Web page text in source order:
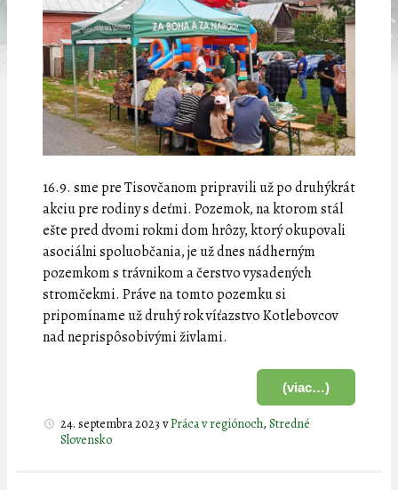
16.9. sme pre Tisovčanom pripravili už po druhýkrát
akciu pre rodiny s deťmi. Pozemok, na ktorom stál
ešte pred dvomi rokmi dom hrôzy, ktorý okupovali
asociálni spoluobčania, je už dnes nádherným
pozemkom s trávnikom a čerstvo vysadených
stromčekmi. Práve na tomto pozemku si
pripomíname už druhý rok víťazstvo Kotlebovcov
nad neprispôsobivými živlami.
(viac…)
24. septembra 2023 vPráca v regiónoch, Stredné
Slovensko